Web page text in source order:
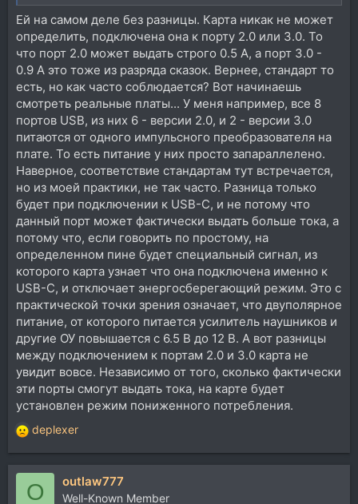
Ей на самом деле без разницы. Карта никак не может
определить, подключена она к порту 2.0 или 3.0. То
что порт 2.0 может выдать строго 0.5 А, а порт 3.0 -
0.9 А это тоже из разряда сказок. Вернее, стандарт то
есть, но как часто соблюдается? Вот начинаешь
смотреть реальные платы... У меня например, все 8
портов USB, из них 6 - версии 2.0, и 2 - версии 3.0
питаются от одного импульсного преобразователя на
плате. То есть питание у них просто запараллелено.
Наверное, соответствие стандартам тут встречается,
но из моей практики, не так часто. Разница только
будет при подключении к USB-C, и не потому что
данный порт может фактически выдать больше тока, а
потому что, если говорить по простому, на
определенном пине будет специальный сигнал, из
которого карта узнает что она подключена именно к
USB-C, и отключает энергосберегающий режим. Это с
практической точки зрения означает, что двуполярное
питание, от которого питается усилитель наушников и
другие ОУ повышается с 6.5 В до 12 В. А вот разницы
между подключением к портам 2.0 и 3.0 карта не
увидит вовсе. Независимо от того, сколько фактически
эти порты смогут выдать тока, на карте будет
установлен режим пониженного потребления.
Р
е
а
deplexer
O outlaw777
Well-Known Member